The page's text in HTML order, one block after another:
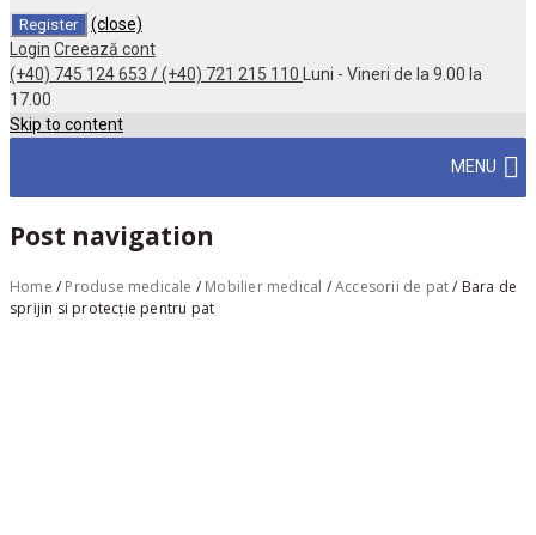
(close)
Login Creează cont
(+40) 745 124 653 / (+40) 721 215 110
Luni - Vineri de la 9.00 la
17.00
Skip to content
MENU
Post navigation
Home / Produse medicale / Mobilier medical /Accesorii de pat/ Bara de
sprijin si protecție pentru pat